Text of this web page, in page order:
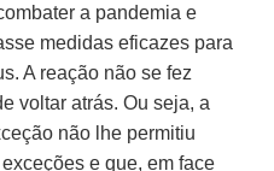
a pandemia e
medidas eficazes para
A reação não se fez
voltar atrás. Ou seja, a
não lhe permitiu
e que, em face